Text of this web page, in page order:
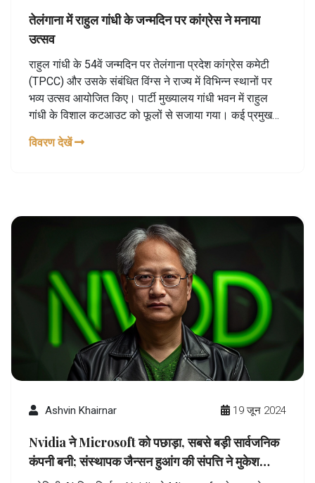
तेलंगाना में राहुल गांधी के जन्मदिन पर कांग्रेस ने मनाया
उत्सव
राहुल गांधी के 54वें जन्मदिन पर तेलंगाना प्रदेश कांग्रेस कमेटी
(TPCC) और उसके संबंधित विंग्स ने राज्य में विभिन्न स्थानों पर
भव्य उत्सव आयोजित किए। पार्टी मुख्यालय गांधी भवन में राहुल
गांधी के विशाल कटआउट को फूलों से सजाया गया। कई प्रमुख
वितरण और शिक्षा सामग्री के वितरण के माध्यम से इस अवसर को
विवरण देखें
Ashvin Khairnar 19 जून 2024
Nvidia ने Microsoft को पछाड़ा, सबसे बड़ी सार्वजनिक
कंपनी बनी; संस्थापक जैन्सन हुआंग की संपत्ति ने मुकेश